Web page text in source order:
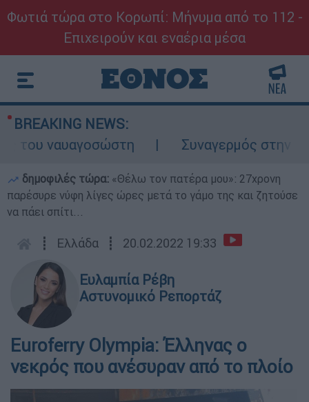
Φωτιά τώρα στο Κορωπί: Μήνυμα από το 112 -
Επιχειρούν και εναέρια μέσα
BREAKING NEWS:
ναυαγοσώστη
Συναγερμός στην
δημοφιλές τώρα: «Θέλω τον πατέρα μου»: 27χρονη
παρέσυρε νύφη λίγες ώρες μετά το γάμο της και ζητούσε
να πάει σπίτι...
┋ Ελλάδα ┋ 20.02.2022 19:33
Ευλαμπία Ρέβη
Αστυνομικό Ρεπορτάζ
Euroferry Olympia: Έλληνας ο
νεκρός που ανέσυραν από το πλοίο